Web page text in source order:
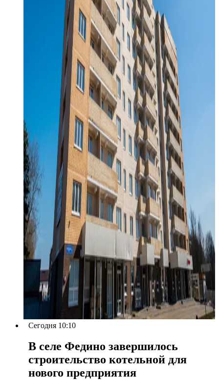
Сегодня 10:10
В селе Федино завершилось
строительство котельной для
нового предприятия